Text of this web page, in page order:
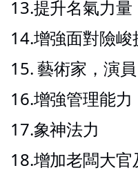
13.提升名氣力量
14.增強面對險
15. 藝術家，演
16.增強管理能力
17.象神法力
18.增加老闆大